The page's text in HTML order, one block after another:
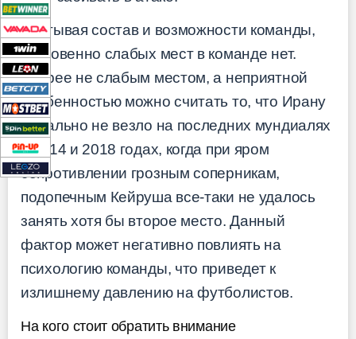
Учитывая состав и возможности команды,
откровенно слабых мест в команде нет.
Скорее не слабым местом, а неприятной
особенностью можно считать то, что Ирану
банально не везло на последних мундиалях
в 2014 и 2018 годах, когда при яром
сопротивлении грозным соперникам,
подопечным Кейруша все-таки не удалось
занять хотя бы второе место. Данный
фактор может негативно повлиять на
психологию команды, что приведет к
излишнему давлению на футболистов.
На кого стоит обратить внимание